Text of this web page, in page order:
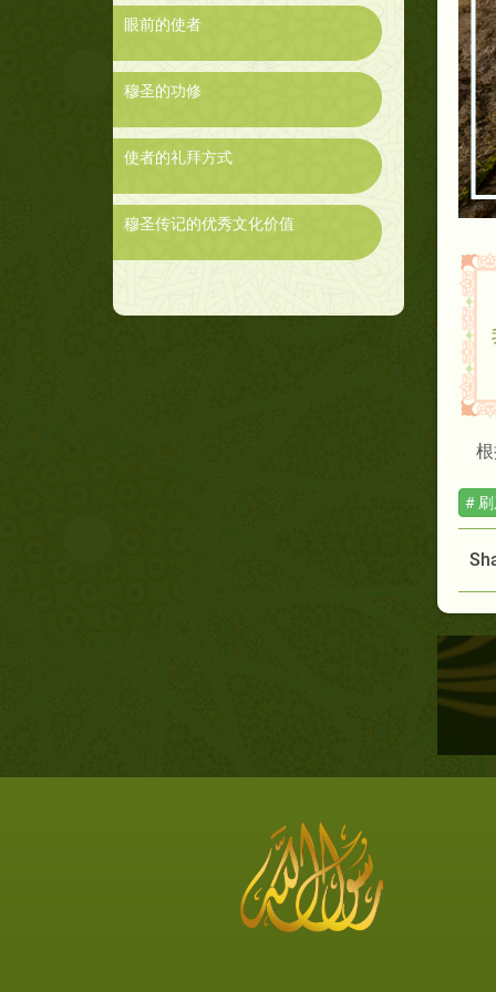
眼前的使者
穆圣的功修
使者的礼拜方式
穆圣传记的优秀文化价值
#